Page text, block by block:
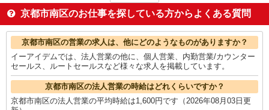
WEBデザイナー・コーダー・WEBオペレーター1,600円
法人営業 1,600円
薬剤師1,590円
京都市南区の他の職種の平均時給を見る
京都市南区のお仕事を探している方からよくある質問
京都市南区の営業の求人は、他にどのようなものがありますか？
イーアイデムでは、法人営業の他に、個人営業、内勤営業/カウンター
セールス、ルートセールスなど様々な求人を掲載しています。
京都市南区の法人営業の時給はどれくらいですか？
京都市南区の法人営業の平均時給は1,600円です（2026年08月03日更